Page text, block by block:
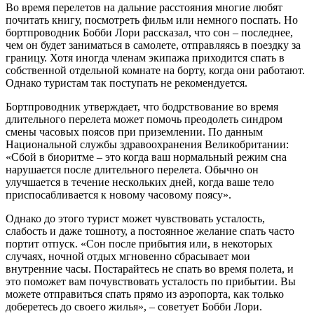
Во время перелетов на дальние расстояния многие любят
почитать книгу, посмотреть фильм или немного поспать. Но
бортпроводник Бобби Лори рассказал, что сон – последнее,
чем он будет заниматься в самолете, отправляясь в поездку за
границу. Хотя иногда членам экипажа приходится спать в
собственной отдельной комнате на борту, когда они работают.
Однако туристам так поступать не рекомендуется.
Бортпроводник утверждает, что бодрствование во время
длительного перелета может помочь преодолеть синдром
смены часовых поясов при приземлении. По данным
Национальной службы здравоохранения Великобритании:
«Сбой в биоритме – это когда ваш нормальный режим сна
нарушается после длительного перелета. Обычно он
улучшается в течение нескольких дней, когда ваше тело
приспосабливается к новому часовому поясу».
Однако до этого турист может чувствовать усталость,
слабость и даже тошноту, а постоянное желание спать часто
портит отпуск. «Сон после прибытия или, в некоторых
случаях, ночной отдых мгновенно сбрасывает мои
внутренние часы. Постарайтесь не спать во время полета, и
это поможет вам почувствовать усталость по прибытии. Вы
можете отправиться спать прямо из аэропорта, как только
доберетесь до своего жилья», – советует Бобби Лори.